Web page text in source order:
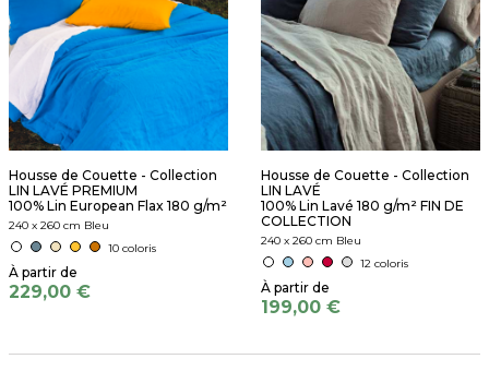
Housse de Couette - Collection
LIN LAVÉ PREMIUM
100% Lin European Flax 180 g/m²
240 x 260 cm Bleu
10 coloris
229,00 €
Housse de Couette - Collection
LIN LAVÉ
100% Lin Lavé 180 g/m² FIN DE
COLLECTION
240 x 260 cm Bleu
12 coloris
199,00 €